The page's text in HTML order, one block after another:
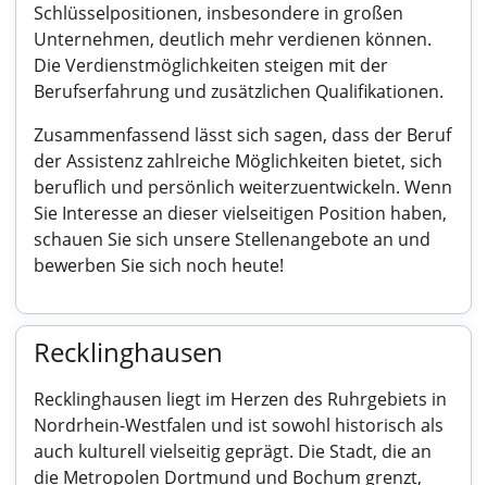
Schlüsselpositionen, insbesondere in großen
Unternehmen, deutlich mehr verdienen können.
Die Verdienstmöglichkeiten steigen mit der
Berufserfahrung und zusätzlichen Qualifikationen.
Zusammenfassend lässt sich sagen, dass der Beruf
der Assistenz zahlreiche Möglichkeiten bietet, sich
beruflich und persönlich weiterzuentwickeln. Wenn
Sie Interesse an dieser vielseitigen Position haben,
schauen Sie sich unsere Stellenangebote an und
bewerben Sie sich noch heute!
Recklinghausen
Recklinghausen liegt im Herzen des Ruhrgebiets in
Nordrhein-Westfalen und ist sowohl historisch als
auch kulturell vielseitig geprägt. Die Stadt, die an
die Metropolen Dortmund und Bochum grenzt,